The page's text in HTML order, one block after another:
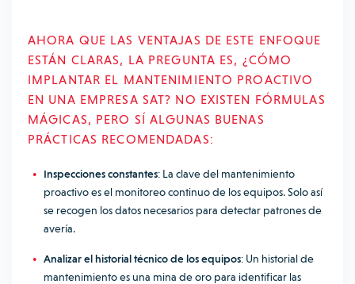
AHORA QUE LAS VENTAJAS DE ESTE ENFOQUE
ESTÁN CLARAS, LA PREGUNTA ES, ¿CÓMO
IMPLANTAR EL MANTENIMIENTO PROACTIVO
EN UNA EMPRESA SAT? NO EXISTEN FÓRMULAS
MÁGICAS, PERO SÍ ALGUNAS BUENAS
PRÁCTICAS RECOMENDADAS:
Inspecciones constantes: La clave del mantenimiento
proactivo es el monitoreo continuo de los equipos. Solo así
se recogen los datos necesarios para detectar patrones de
avería.
Analizar el historial técnico de los equipos: Un historial de
mantenimiento es una mina de oro para identificar las